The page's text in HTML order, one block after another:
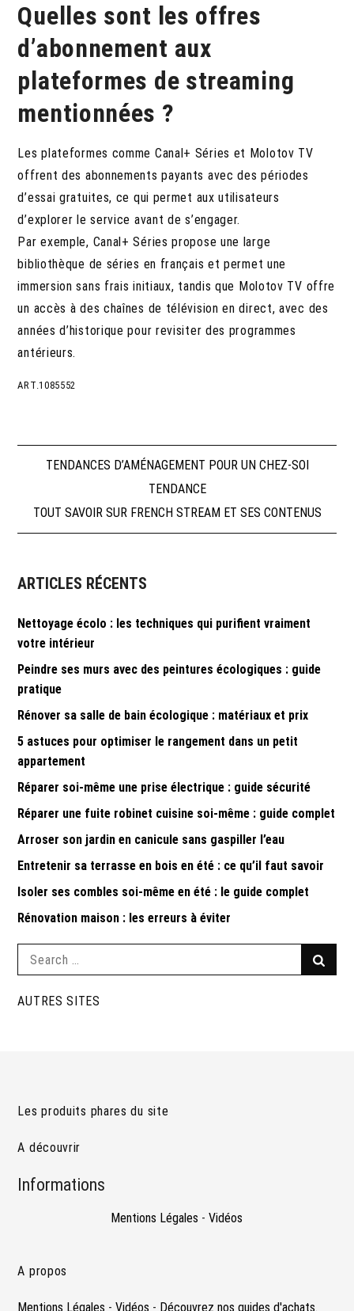
Quelles sont les offres
d’abonnement aux
plateformes de streaming
mentionnées ?
Les plateformes comme Canal+ Séries et Molotov TV
offrent des abonnements payants avec des périodes
d’essai gratuites, ce qui permet aux utilisateurs
d’explorer le service avant de s’engager.
Par exemple, Canal+ Séries propose une large
bibliothèque de séries en français et permet une
immersion sans frais initiaux, tandis que Molotov TV offre
un accès à des chaînes de télévision en direct, avec des
années d’historique pour revisiter des programmes
antérieurs.
ART.1085552
Navigation
de
TENDANCES D’AMÉNAGEMENT POUR UN CHEZ-SOI
TENDANCE
TOUT SAVOIR SUR FRENCH STREAM ET SES CONTENUS
ARTICLES RÉCENTS
Nettoyage écolo : les techniques qui purifient vraiment
votre intérieur
Peindre ses murs avec des peintures écologiques : guide
pratique
Rénover sa salle de bain écologique : matériaux et prix
5 astuces pour optimiser le rangement dans un petit
appartement
Réparer soi-même une prise électrique : guide sécurité
Réparer une fuite robinet cuisine soi-même : guide complet
Arroser son jardin en canicule sans gaspiller l’eau
Entretenir sa terrasse en bois en été : ce qu’il faut savoir
Isoler ses combles soi-même en été : le guide complet
Rénovation maison : les erreurs à éviter
Search
AUTRES SITES
Les produits phares du site
A découvrir
Informations
Mentions Légales -Vidéos
A propos
Mentions Légales -Vidéos - Découvrez nos guides d'achats.